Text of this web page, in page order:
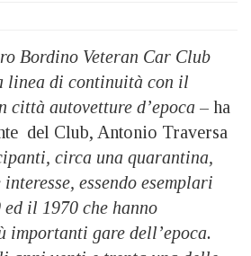
Bordino Veteran Car Club
linea di continuità con il
città autovetture d’epoca – ha
del Club, Antonio Traversa
circa una quarantina,
essendo esemplari
il 1970 che hanno
importanti gare dell’epoca.